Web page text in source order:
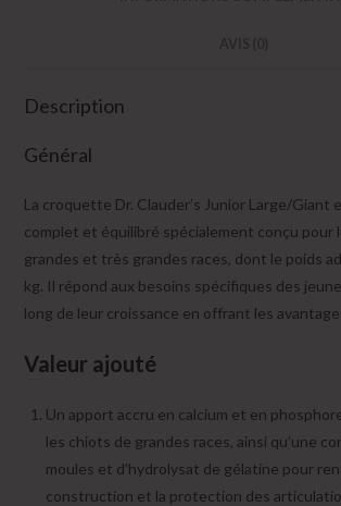
Description
Général
La croquette Dr. Clauder’s Junior Large/Giant
complet et équilibré spécialement conçu pour
grandes et très grandes races, dont le poids
kg. Il répond aux besoins spécifiques des
long de leur croissance en offrant les
Valeur ajouté
Un apport accru en calcium et en
les chiots de grandes races, ainsi qu’une
moules et d’hydrolysat de gélatine pour
construction et la protection des